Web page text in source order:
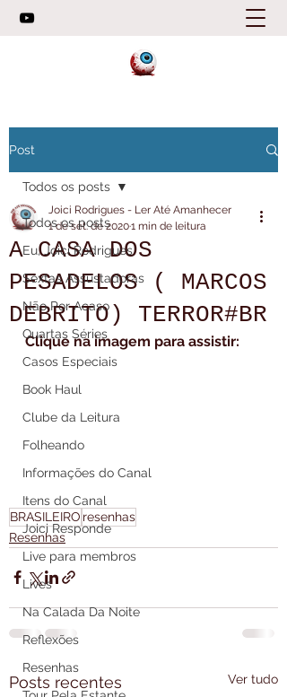
Post
Todos os posts
Eu, Joici Rodrigues
Sextas Assustadoras
Não Por Acaso
Quartas Séries
Casos Especiais
Book Haul
Clube da Leitura
Folheando
Informações do Canal
Itens do Canal
Joici Responde
Live para membros
Lives
Na Calada Da Noite
Reflexões
Resenhas
Todos os posts
A CASA DOS
PESADELOS ( MARCOS
DEBRITO) TERROR#BR
Joici Rodrigues - Ler Até Amanhecer
1 de set. de 20201 min de leitura
Clique na imagem para assistir:
BRASILEIRO resenhas
Resenhas
Posts recentes Ver tudo